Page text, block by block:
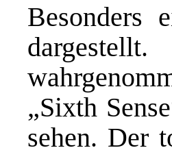
Besonders
„Sixth
sehen. Der